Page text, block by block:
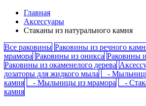
Главная
Аксессуары
Стаканы из натурального камня
Все раковины Раковины из речного
мрамора Раковины из оникса Раковины
Раковины из окаменелого дерева
дозаторы для жидкого мыла
-
камня
- Мыльницы из мрамора
-
камня